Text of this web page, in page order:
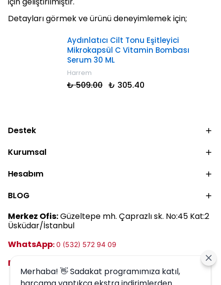
Detayları görmek ve ürünü deneyimlemek için;
Aydınlatıcı Cilt Tonu Eşitleyici
Mikrokapsül C Vitamin Bombası
Serum 30 ML
Harrem
₺ 509.00 ₺ 305.40
Destek
Kurumsal
Hesabım
BLOG
Merkez Ofis:Güzeltepe mh. Çaprazlı sk. No:45 Kat:2
Üsküdar/İstanbul
WhatsApp:0 (532) 572 94 09
E-posta:
Merhaba! 👋 Sadakat programımıza katıl,